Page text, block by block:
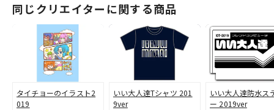
同じクリエイターに関する商品
タイチョーのイラスト2
019
いい大人達Tシャツ 201
9ver
いい大人達防水ス
ー 2019ver